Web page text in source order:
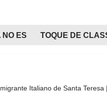
NO ES TOQUE DE
Italiano de Santa